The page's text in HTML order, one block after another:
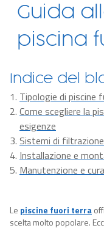
Guida
piscina
Indice del
Tipologie di piscine
Come scegliere la
esigenze
Sistemi di filtrazione
Installazione e
Manutenzione e
Le piscine fuori terra
scelta molto popolare.